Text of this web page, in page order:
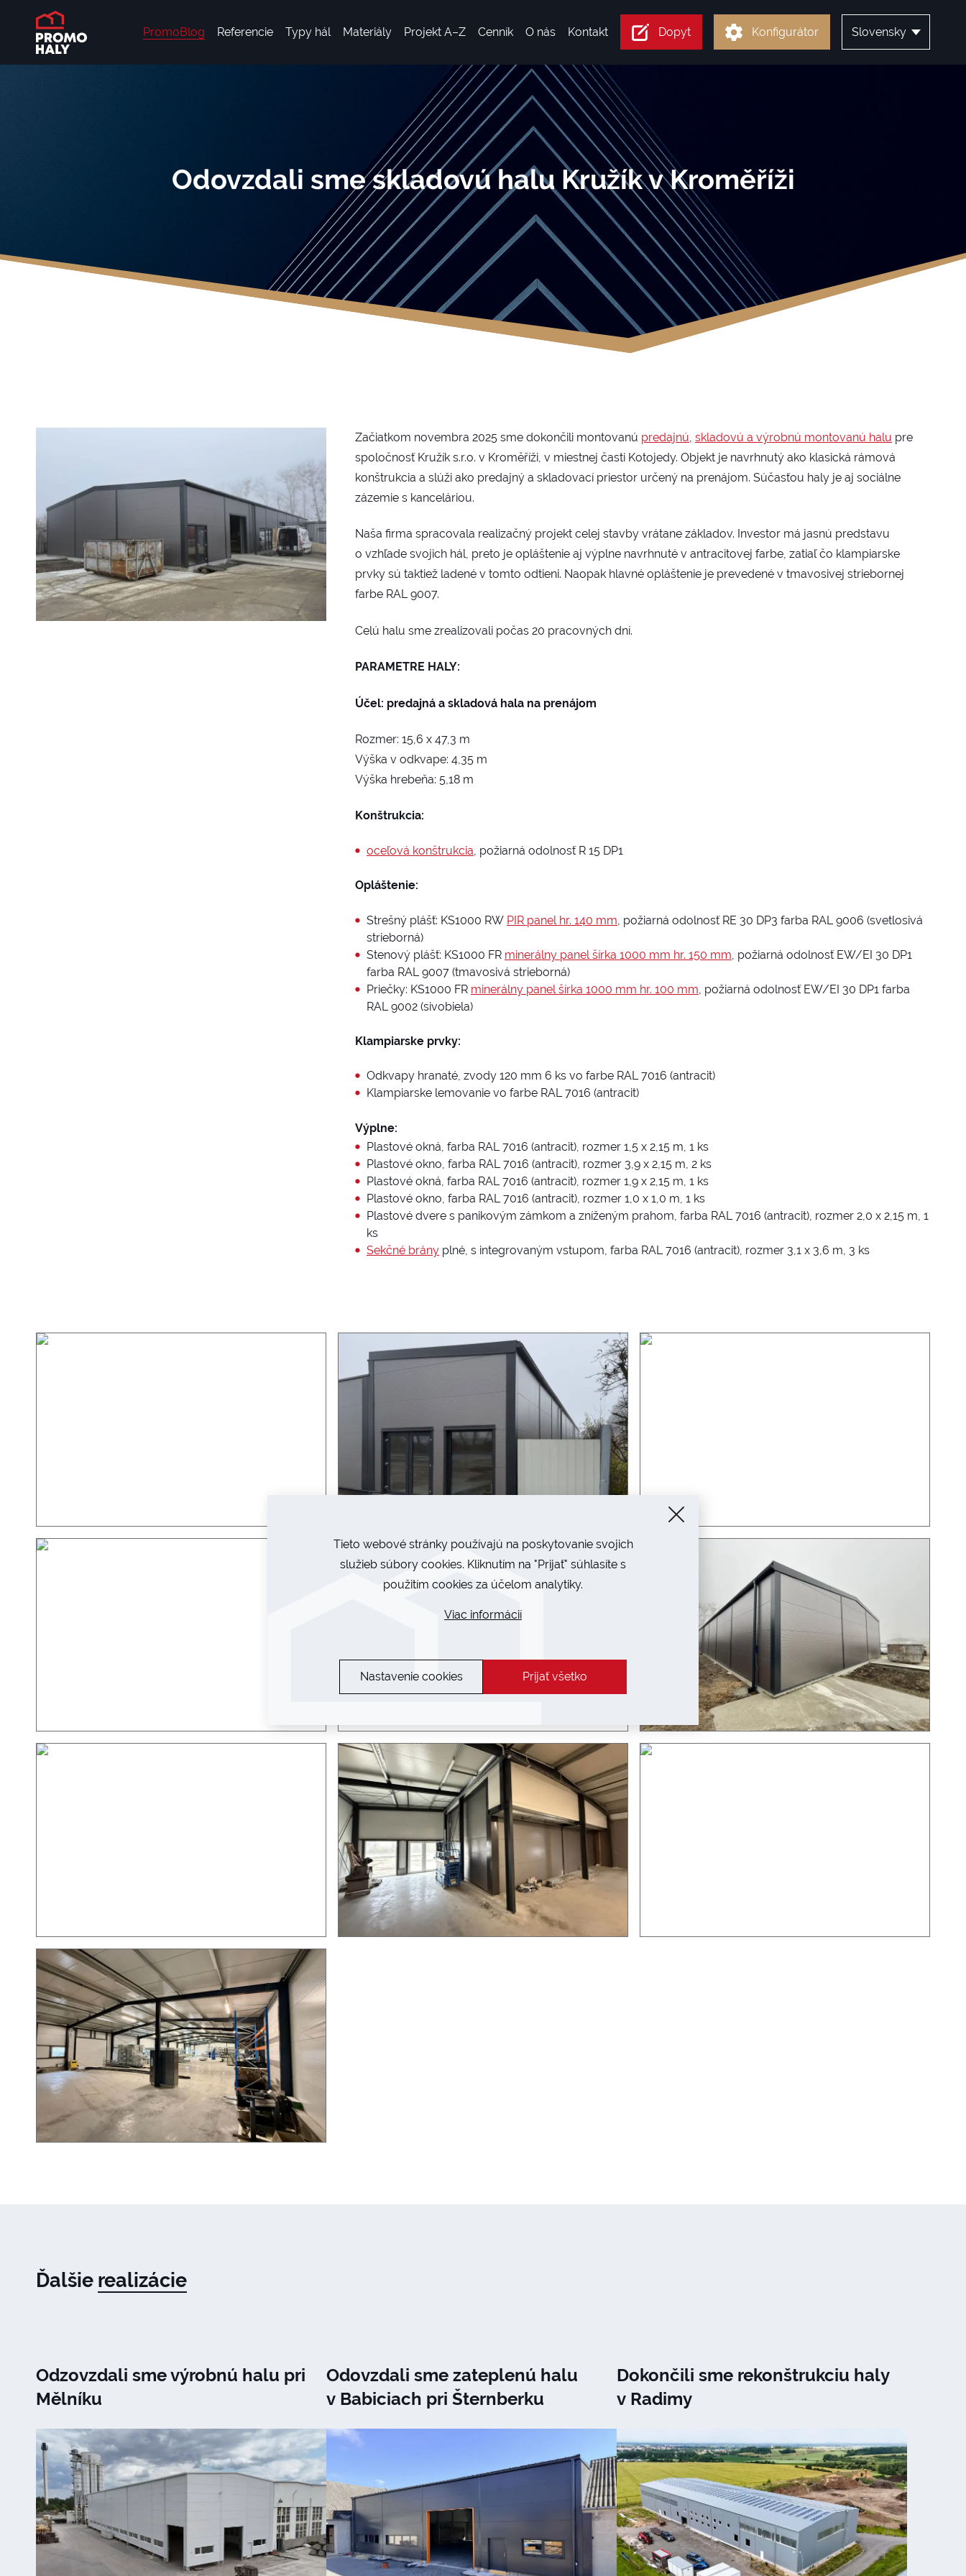
Tieto webové stránky používajú na poskytovanie svojich
služieb súbory cookies. Kliknutím na "Prijať" súhlasíte s
použitím cookies za účelom analytiky.
Viac informácií
Nastavenie cookies Prijať všetko
Odovzdali sme skladovú halu Kružík v Kroměříži
Začiatkom novembra 2025 sme dokončili montovanú predajnú, skladovú a výrobnú montovanú halu pre
spoločnosť Kružík s.r.o. v Kroměříži, v miestnej časti Kotojedy. Objekt je navrhnutý ako klasická rámová
konštrukcia a slúži ako predajný a skladovací priestor určený na prenájom. Súčasťou haly je aj sociálne
zázemie s kanceláriou.
Naša firma spracovala realizačný projekt celej stavby vrátane základov. Investor má jasnú predstavu
o vzhľade svojich hál, preto je opláštenie aj výplne navrhnuté v antracitovej farbe, zatiaľ čo klampiarske
prvky sú taktiež ladené v tomto odtieni. Naopak hlavné opláštenie je prevedené v tmavosivej striebornej
farbe RAL 9007.
Celú halu sme zrealizovali počas 20 pracovných dní.
PARAMETRE HALY:
Účel: predajná a skladová hala na prenájom
Rozmer: 15,6 x 47,3 m
Výška v odkvape: 4,35 m
Výška hrebeňa: 5,18 m
Konštrukcia:
oceľová konštrukcia , požiarná odolnosť R 15 DP1
Opláštenie:
Strešný plášť: KS1000 RW PIR panel hr. 140 mm , požiarná odolnosť RE 30 DP3 farba RAL 9006 (svetlosivá
strieborná)
Stenový plášť: KS1000 FR minerálny panel šírka 1000 mm hr. 150 mm , požiarná odolnosť EW/EI 30 DP1
farba RAL 9007 (tmavosivá strieborná)
Priečky: KS1000 FR minerálny panel šírka 1000 mm hr. 100 mm , požiarná odolnosť EW/EI 30 DP1 farba
RAL 9002 (sivobiela)
Klampiarske prvky:
Odkvapy hranaté, zvody 120 mm 6 ks vo farbe RAL 7016 (antracit)
Klampiarske lemovanie vo farbe RAL 7016 (antracit)
Výplne:
Plastové okná, farba RAL 7016 (antracit), rozmer 1,5 x 2,15 m, 1 ks
Plastové okno, farba RAL 7016 (antracit), rozmer 3,9 x 2,15 m, 2 ks
Plastové okná, farba RAL 7016 (antracit), rozmer 1,9 x 2,15 m, 1 ks
Plastové okno, farba RAL 7016 (antracit), rozmer 1,0 x 1,0 m, 1 ks
Plastové dvere s panikovým zámkom a zníženým prahom, farba RAL 7016 (antracit), rozmer 2,0 x 2,15 m, 1
ks
Sekčné brány plné, s integrovaným vstupom, farba RAL 7016 (antracit), rozmer 3,1 x 3,6 m, 3 ks
Ďalšie realizácie
Odzovzdali sme výrobnú halu pri
Mělníku
Odovzdali sme zateplenú halu
v Babiciach pri Šternberku
Dokončili sme rekonštrukciu haly
v Radimy
PromoBlog Referencie Typy hál Materiály Projekt A–Z Cenník O nás Kontakt Dopyt Konfigurátor Slovensky